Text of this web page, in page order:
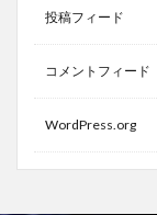
投稿フィード
コメントフィード
WordPress.org